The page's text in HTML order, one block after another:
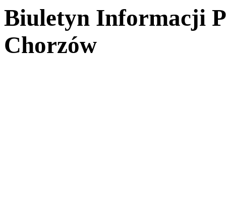
Biuletyn Informacji
Chorzów